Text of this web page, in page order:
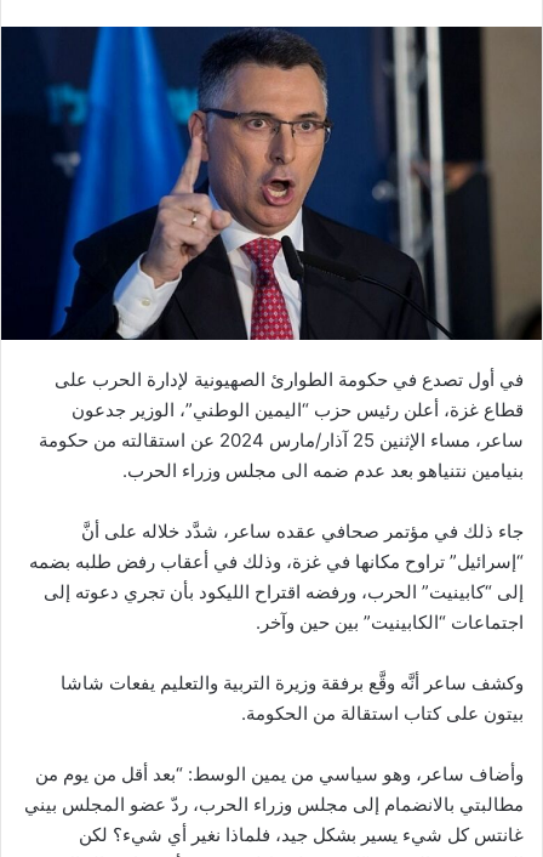
في أول تصدع في حكومة الطوارئ الصهيونية لإدارة الحرب على
قطاع غزة، أعلن رئيس حزب “اليمين الوطني”، الوزير جدعون
ساعر، مساء الإثنين 25 آذار/مارس 2024 عن استقالته من حكومة
بنيامين نتنياهو بعد عدم ضمه الى مجلس وزراء الحرب.
جاء ذلك في مؤتمر صحافي عقده ساعر، شدَّد خلاله على أنَّ
“إسرائيل” تراوح مكانها في غزة، وذلك في أعقاب رفض طلبه بضمه
إلى “كابينيت” الحرب، ورفضه اقتراح الليكود بأن تجري دعوته إلى
اجتماعات “الكابينيت” بين حين وآخر.
وكشف ساعر أنَّه وقَّع برفقة وزيرة التربية والتعليم يفعات شاشا
بيتون على كتاب استقالة من الحكومة.
وأضاف ساعر، وهو سياسي من يمين الوسط: “بعد أقل من يوم من
مطالبتي بالانضمام إلى مجلس وزراء الحرب، ردّ عضو المجلس بيني
غانتس كل شيء يسير بشكل جيد، فلماذا نغير أي شيء؟ لكن